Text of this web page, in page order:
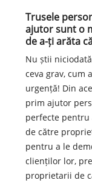
Trusele
ajutor sunt o
de a-ți arăta
Nu știi
ceva grav, cum
urgență! Din
prim ajutor
perfecte pentru
de către
pentru a le
clienților lor,
proprietarii de